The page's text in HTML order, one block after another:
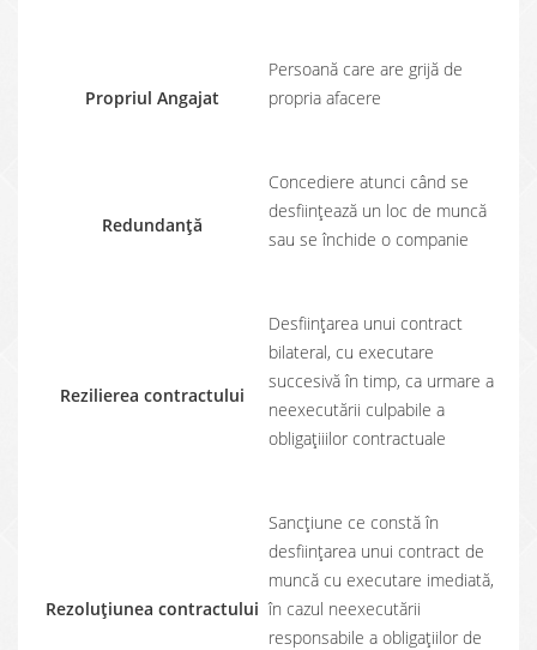
Propriul Angajat
Persoană care are grijă de
propria afacere
Redundanță
Concediere atunci când se
desființează un loc de muncă
sau se închide o companie
Rezilierea contractului
Desființarea unui contract
bilateral, cu executare
succesivă în timp, ca urmare a
neexecutării culpabile a
obligațiiilor contractuale
Rezoluțiunea contractului
Sancţiune ce constă în
desfiinţarea unui contract de
muncă cu executare imediată,
în cazul neexecutării
responsabile a obligaţiilor de